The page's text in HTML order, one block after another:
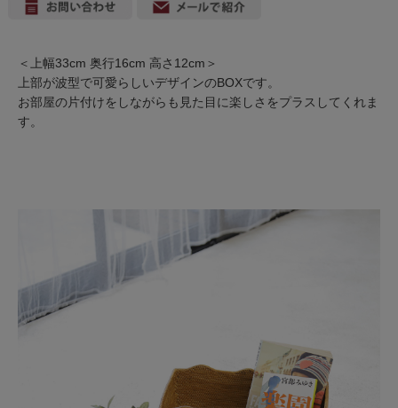
＜上幅33cm 奥行16cm 高さ12cm＞
上部が波型で可愛らしいデザインのBOXです。
お部屋の片付けをしながらも見た目に楽しさをプラスしてくれま
す。